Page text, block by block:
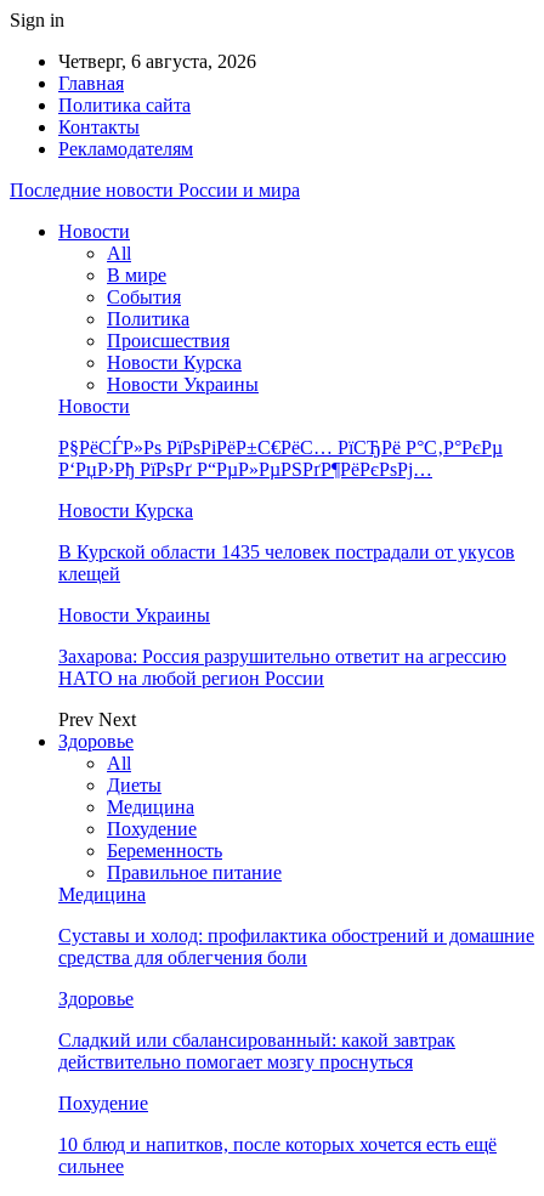
Sign in
Четверг, 6 августа, 2026
Главная
Политика сайта
Контакты
Рекламодателям
Последние новости России и мира
Новости
All
В мире
События
Политика
Происшествия
Новости Курска
Новости Украины
Новости
Р§РёСЃР»Рѕ РїРѕРіРёР±С€РёС… РїСЂРё Р°С‚Р°РєРµ
Р‘РџР›Рђ РїРѕРґ Р“РµР»РµРЅРґР¶РёРєРѕРј…
Новости Курска
В Курской области 1435 человек пострадали от укусов
клещей
Новости Украины
Захарова: Россия разрушительно ответит на агрессию
НАТО на любой регион России
Prev Next
Здоровье
All
Диеты
Медицина
Похудение
Беременность
Правильное питание
Медицина
Суставы и холод: профилактика обострений и домашние
средства для облегчения боли
Здоровье
Сладкий или сбалансированный: какой завтрак
действительно помогает мозгу проснуться
Похудение
10 блюд и напитков, после которых хочется есть ещё
сильнее